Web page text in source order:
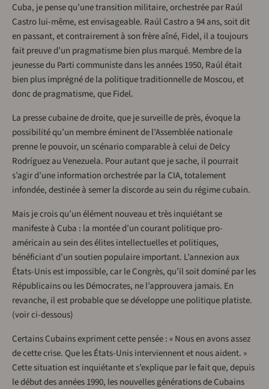
Cuba, je pense qu’une transition militaire, orchestrée par Raúl
Castro lui-même, est envisageable. Raúl Castro a 94 ans, soit dit
en passant, et contrairement à son frère aîné, Fidel, il a toujours
fait preuve d’un pragmatisme bien plus marqué. Membre de la
jeunesse du Parti communiste dans les années 1950, Raúl était
bien plus imprégné de la politique traditionnelle de Moscou, et
donc de pragmatisme, que Fidel.
La presse cubaine de droite, que je surveille de près, évoque la
possibilité qu’un membre éminent de l’Assemblée nationale
prenne le pouvoir, un scénario comparable à celui de Delcy
Rodríguez au Venezuela. Pour autant que je sache, il pourrait
s’agir d’une information orchestrée par la CIA, totalement
infondée, destinée à semer la discorde au sein du régime cubain.
Mais je crois qu’un élément nouveau et très inquiétant se
manifeste à Cuba : la montée d’un courant politique pro-
américain au sein des élites intellectuelles et politiques,
bénéficiant d’un soutien populaire important. L’annexion aux
États-Unis est impossible, car le Congrès, qu’il soit dominé par les
Républicains ou les Démocrates, ne l’approuvera jamais. En
revanche, il est probable que se développe une politique platiste.
(voir ci-dessous)
Certains Cubains expriment cette pensée : « Nous en avons assez
de cette crise. Que les États-Unis interviennent et nous aident. »
Cette situation est inquiétante et s’explique par le fait que, depuis
le début des années 1990, les nouvelles générations de Cubains